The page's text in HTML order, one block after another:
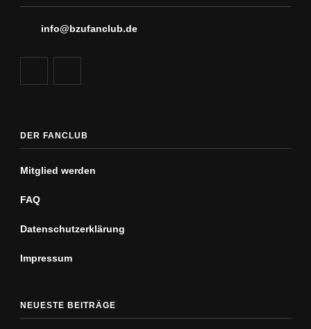
info@bzufanclub.de
DER FANCLUB
Mitglied werden
FAQ
Datenschutz­erklärung
Impressum
NEUESTE BEITRÄGE